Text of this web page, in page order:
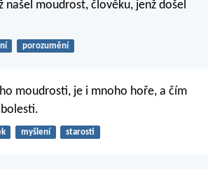
našel moudrost, člověku, jenž došel
porozumění
moudrosti, je i mnoho hoře, a čím
myšlení starosti